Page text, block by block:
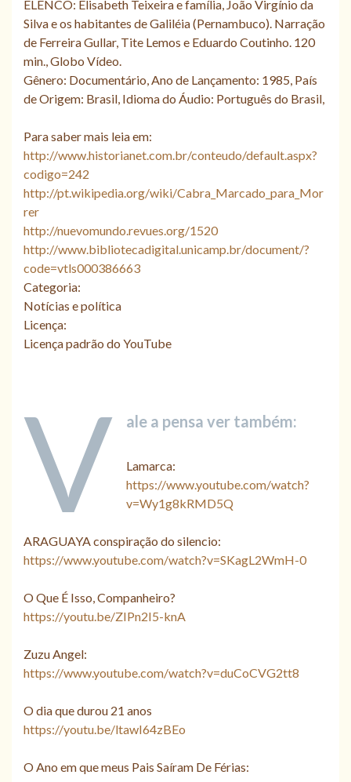
ELENCO: Elisabeth Teixeira e família, João Virgínio da
Silva e os habitantes de Galiléia (Pernambuco). Narração
de Ferreira Gullar, Tite Lemos e Eduardo Coutinho. 120
min., Globo Vídeo.
Gênero: Documentário, Ano de Lançamento: 1985, País
de Origem: Brasil, Idioma do Áudio: Português do Brasil,
Para saber mais leia em:
http://www.historianet.com.br/conteudo/default.aspx?
codigo=242
http://pt.wikipedia.org/wiki/Cabra_Marcado_para_Mor
rer
http://nuevomundo.revues.org/1520
http://www.bibliotecadigital.unicamp.br/document/?
code=vtls000386663
Categoria:
Notícias e política
Licença:
Licença padrão do YouTube
V ale a pensa ver também:
Lamarca:
https://www.youtube.com/watch?
v=Wy1g8kRMD5Q
ARAGUAYA conspiração do silencio:
https://www.youtube.com/watch?v=SKagL2WmH-0
O Que É Isso, Companheiro?
https://youtu.be/ZIPn2I5-knA
Zuzu Angel:
https://www.youtube.com/watch?v=duCoCVG2tt8
O dia que durou 21 anos
https://youtu.be/ltawI64zBEo
O Ano em que meus Pais Saíram De Férias: